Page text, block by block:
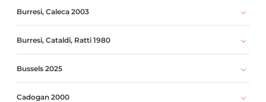
Burresi, Caleca 2003
Burresi, Cataldi, Ratti 1980
Bussels 2025
Cadogan 2000